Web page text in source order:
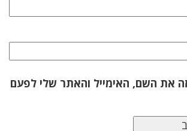
את השם, האימייל והאתר שלי לפעם